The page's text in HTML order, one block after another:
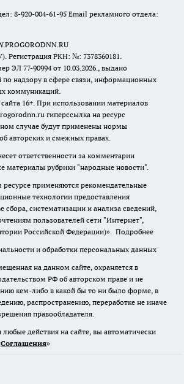
8-920-004-61-95 Email рекламного отдела:
РКН: №: 7378360181.
ЭЛ 77-90994 от 10.03.2026., выдано
надзору в сфере связи, информационных
коммуникаций.
сайта 16+. При использовании материалов
гиперссылка на ресурс
случае будут применены нормы
авторских и смежных правах.
ответственности за комментарии
материалы рубрики "народные новости".
применяются рекомендательные
технологии предоставления
систематизации и анализа сведений,
пользователей сети "Интернет",
Российской Федерации)». Подробнее
и обработки персональных данных
на данном сайте, охраняется в
РФ об авторском праве и не
кем-либо в какой бы то ни было форме, в
распространению, переработке не иначе
правообладателя.
действия на сайте, вы автоматически
Cоглашения»